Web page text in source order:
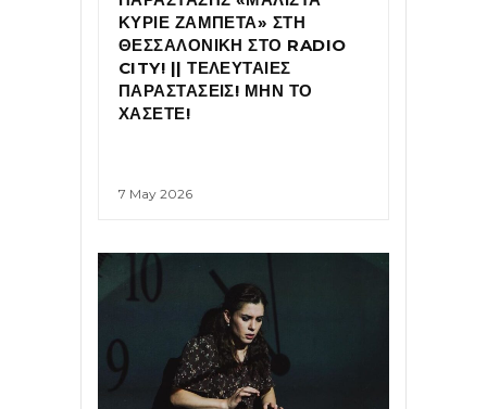
ΚΥΡΙΕ ΖΑΜΠΕΤΑ» ΣΤΗ
ΘΕΣΣΑΛΟΝΙΚΗ ΣΤΟ RADIO
CITY! || ΤΕΛΕΥΤΑΙΕΣ
ΠΑΡΑΣΤΑΣΕΙΣ! ΜΗΝ ΤΟ
ΧΑΣΕΤΕ!
7 May 2026